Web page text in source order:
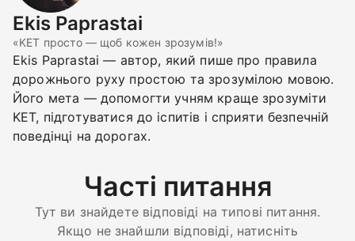
Ekis Paprastai
«KET просто — щоб кожен зрозумів!»
Ekis Paprastai — автор, який пише про правила
дорожнього руху простою та зрозумілою мовою.
Його мета — допомогти учням краще зрозуміти
KET, підготуватися до іспитів і сприяти безпечній
поведінці на дорогах.
Часті питання
Тут ви знайдете відповіді на типові питання.
Якщо не знайшли відповіді, натисніть